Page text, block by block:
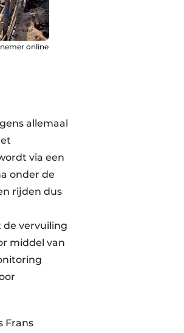
online
allemaal
via een
onder de
rijden dus
vervuiling
middel van
Frans